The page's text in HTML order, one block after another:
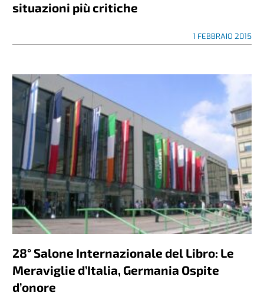
situazioni più critiche
1 FEBBRAIO 2015
28° Salone Internazionale del Libro: Le
Meraviglie d’Italia, Germania Ospite
d’onore